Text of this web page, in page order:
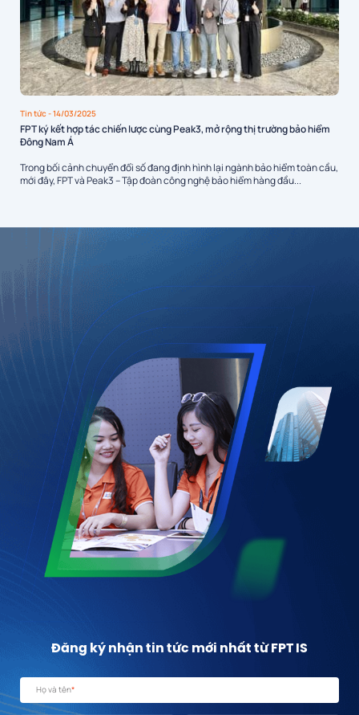
Tin tức- 14/03/2025
FPT ký kết hợp tác chiến lược cùng Peak3, mở rộng thị trường bảo hiểm
Đông Nam Á
Trong bối cảnh chuyển đổi số đang định hình lại ngành bảo hiểm toàn cầu,
mới đây, FPT và Peak3 – Tập đoàn công nghệ bảo hiểm hàng đầu...
Đăng ký nhận tin tức mới nhất từ FPT IS
Họ và tên*